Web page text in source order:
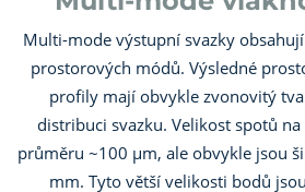
Multi-mode výstupní svazky
prostorových módů. Výsledné
profily mají obvykle zvonovitý
distribuci svazku. Velikost spotů
průměru ~100 µm, ale obvykle jsou
mm. Tyto větší velikosti bodů